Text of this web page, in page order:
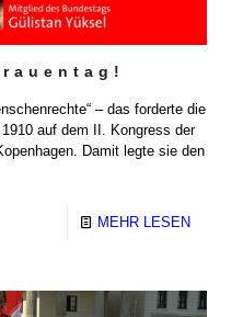
– das forderte die
auf dem II. Kongress der
Damit legte sie den
MEHR LESEN